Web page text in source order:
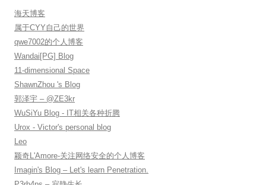
海天博客
属于CYY自己的世界
qwe7002的个人博客
Wandai[PG] Blog
11-dimensional Space
ShawnZhou 's Blog
郭泽宇 – @ZE3kr
WuSiYu Blog - IT相关各种折腾
Urox - Victor's personal blog
Leo
颖奇L'Amore-关注网络安全的个人博客
Imagin's Blog – Let's learn Penetration.